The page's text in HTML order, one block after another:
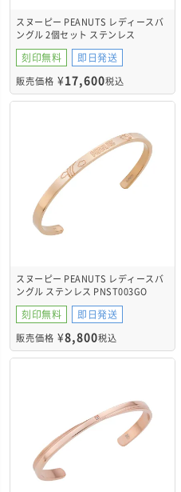
スヌーピー PEANUTS レディースバ
ングル 2個セット ステンレス
PNST003GO&PNST003SV
刻印無料 即日発送
販売価格 ¥17,600税込
スヌーピー PEANUTS レディースバ
ングル ステンレス PNST003GO
刻印無料 即日発送
販売価格 ¥8,800税込